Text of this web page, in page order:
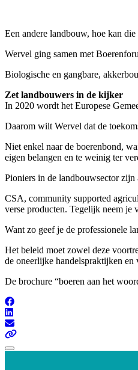
Een andere landbouw, hoe kan
Wervel ging samen met
Biologische en gangbare,
Zet landbouwers in de kijker
In 2020 wordt het Europese
Daarom wilt Wervel dat de
Niet enkel naar de boerenbond,
eigen belangen en te weinig ter
Pioniers in de landbouwsector zijn
CSA, community supported
verse producten. Tegelijk neem je
Want zo geef je de professionele
Het beleid moet zowel deze
de oneerlijke handelspraktijken
De brochure “boeren aan het